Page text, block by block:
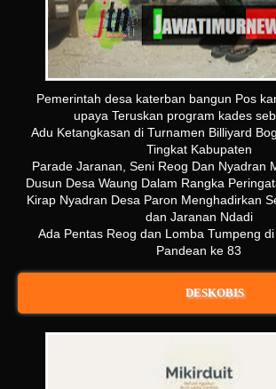
Pemerintah desa katerban bangun Pos
upaya Teruskan program kades
Adu Ketangkasan di Turnamen Billiyard
Tingkat Kabupaten
Parade Jaranan, Seni Reog Dan Nyadran
Dusun Desa Waung Dalam Rangka
Kirap Nyadran Desa Paron Menghadirkan
dan Jaranan Ndadi
Ada Pentas Reog dan Lomba Tumpeng
Pandean ke 83
DESKOBIS